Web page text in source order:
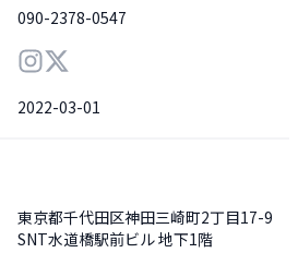
090-2378-0547
2022-03-01
東京都千代田区神田三崎町2丁目17-9
SNT水道橋駅前ビル 地下1階